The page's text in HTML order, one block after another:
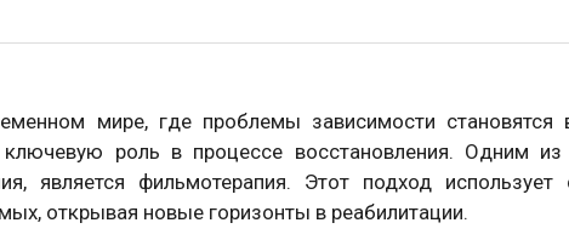
мире, где проблемы зависимости становятся
ключевую роль в процессе восстановления. Одним
является фильмотерапия. Этот подход
открывая новые горизонты в реабилитации.